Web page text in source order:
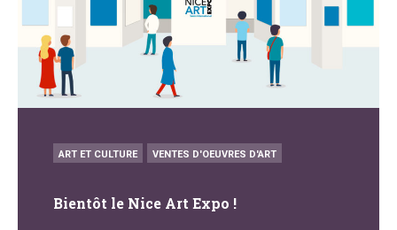
POSTED
IN
ART ET CULTURE VENTES D'OEUVRES D'ART
Bientôt le Nice Art Expo !